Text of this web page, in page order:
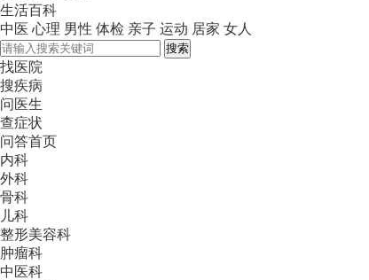
生活百科
中医 心理 男性 体检 亲子 运动 居家 女人
搜索
找医院
搜疾病
问医生
查症状
问答首页
内科
外科
骨科
儿科
整形美容科
肿瘤科
中医科